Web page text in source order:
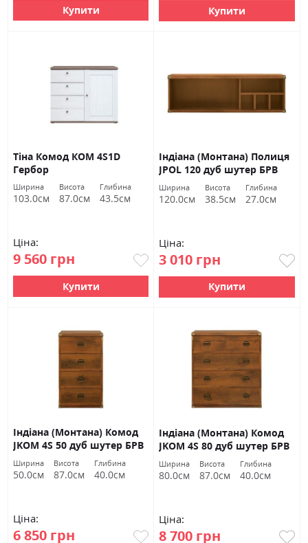
Купити Купити
Тіна Комод КОМ 4S1D
Гербор
Ширина
103.0см
Висота
87.0см
Глибина
43.5см
Ціна:
9 560 грн
Купити
Індіана (Монтана) Полиця
JPOL 120 дуб шутер БРВ
Україна
Ширина
120.0см
Висота
38.5см
Глибина
27.0см
Ціна:
3 010 грн
Купити
Індіана (Монтана) Комод
JKOM 4S 50 дуб шутер БРВ
Україна
Ширина
50.0см
Висота
87.0см
Глибина
40.0см
Ціна:
6 850 грн
Індіана (Монтана) Комод
JKOM 4S 80 дуб шутер БРВ
Україна
Ширина
80.0см
Висота
87.0см
Глибина
40.0см
Ціна:
8 700 грн